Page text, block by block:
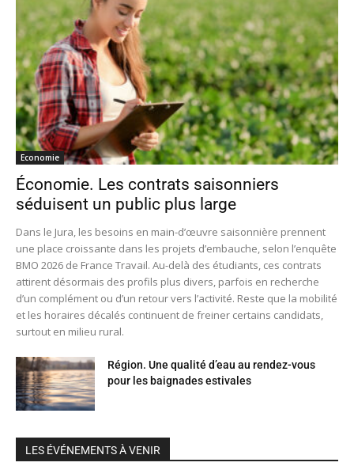
Economie
Économie. Les contrats saisonniers
séduisent un public plus large
Dans le Jura, les besoins en main-d’œuvre saisonnière prennent
une place croissante dans les projets d’embauche, selon l’enquête
BMO 2026 de France Travail. Au-delà des étudiants, ces contrats
attirent désormais des profils plus divers, parfois en recherche
d’un complément ou d’un retour vers l’activité. Reste que la mobilité
et les horaires décalés continuent de freiner certains candidats,
surtout en milieu rural.
Région. Une qualité d’eau au rendez-vous
pour les baignades estivales
LES ÉVÉNEMENTS À VENIR